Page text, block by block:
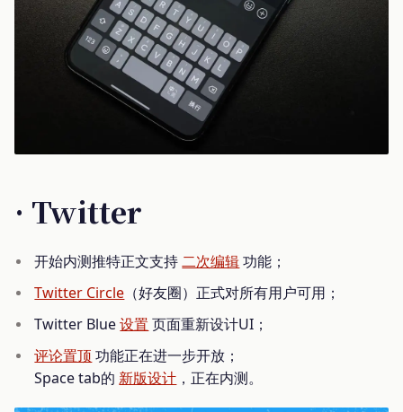
· Twitter
开始内测推特正文支持二次编辑功能；
Twitter Circle （好友圈）正式对所有用户可用；
Twitter Blue设置 页面重新设计UI；
评论置顶 功能正在进一步开放；
Space tab的 新版设计 ，正在内测。